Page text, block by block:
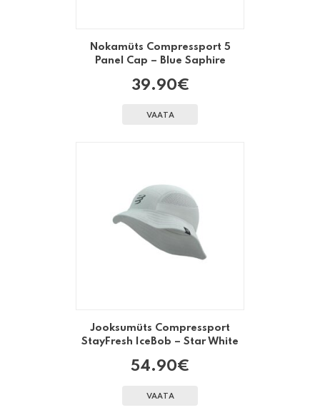
Nokamüts Compressport 5
Panel Cap – Blue Saphire
39.90€
VAATA
Jooksumüts Compressport
StayFresh IceBob – Star White
54.90€
VAATA